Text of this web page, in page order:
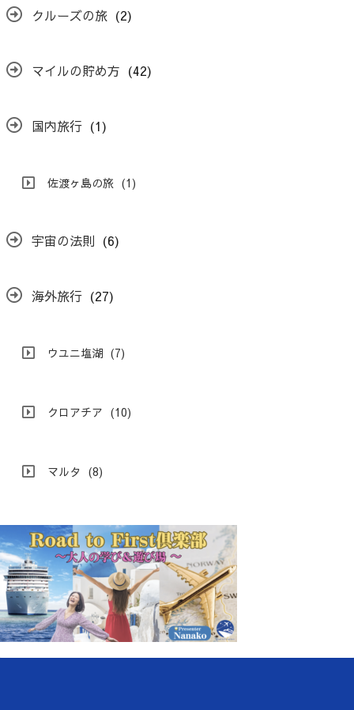
クルーズの旅 (2)
マイルの貯め方 (42)
国内旅行 (1)
佐渡ヶ島の旅 (1)
宇宙の法則 (6)
海外旅行 (27)
ウユニ塩湖 (7)
クロアチア (10)
マルタ (8)